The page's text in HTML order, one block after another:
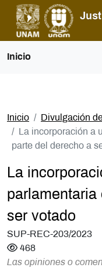
Inicio
Inicio
Divulgación
La incorporación a
parte del derecho a
La
parlamentaria
ser votado
SUP-REC-203/2023
468
Las opiniones o